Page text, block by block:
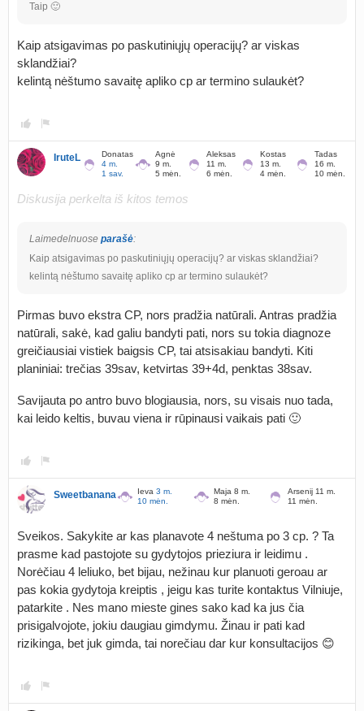
Taip 🙂
Kaip atsigavimas po paskutiniųjų operacijų? ar viskas
sklandžiai?
kelintą nėštumo savaitę apliko cp ar termino sulaukėt?
IruteL
Donatas
4 m.
1 sav.
Agnė
9 m.
5 mėn.
Aleksas
11 m.
6 mėn.
Kostas
13 m.
4 mėn.
Tadas
16 m.
10 mėn.
Diskusija perkelta iš kitos temos
Laimedelnuose parašė:
Kaip atsigavimas po paskutiniųjų operacijų? ar viskas sklandžiai?
kelintą nėštumo savaitę apliko cp ar termino sulaukėt?
Pirmas buvo ekstra CP, nors pradžia natūrali. Antras pradžia
natūrali, sakė, kad galiu bandyti pati, nors su tokia diagnoze
greičiausiai vistiek baigsis CP, tai atsisakiau bandyti. Kiti
planiniai: trečias 39sav, ketvirtas 39+4d, penktas 38sav.
Savijauta po antro buvo blogiausia, nors, su visais nuo tada,
kai leido keltis, buvau viena ir rūpinausi vaikais pati 🙂
Sweetbanana Ieva 3 m.
10 mėn.
Maja 8 m.
8 mėn.
Arsenij 11 m.
11 mėn.
Sveikos. Sakykite ar kas planavote 4 neštuma po 3 cp. ? Ta
prasme kad pastojote su gydytojos prieziura ir leidimu .
Norėčiau 4 leliuko, bet bijau, nežinau kur planuoti geroau ar
pas kokia gydytoja kreiptis , jeigu kas turite kontaktus Vilniuje,
patarkite . Nes mano mieste gines sako kad ka jus čia
prisigalvojote, jokiu daugiau gimdymu. Žinau ir pati kad
rizikinga, bet juk gimda, tai norečiau dar kur konsultacijos 😊